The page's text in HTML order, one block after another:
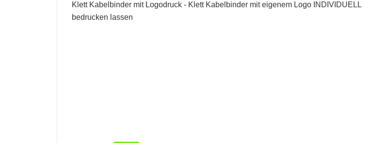
Klett Kabelbinder mit Logodruck - Klett Kabelbinder mit eigenem Logo INDIVIDUELL
bedrucken lassen